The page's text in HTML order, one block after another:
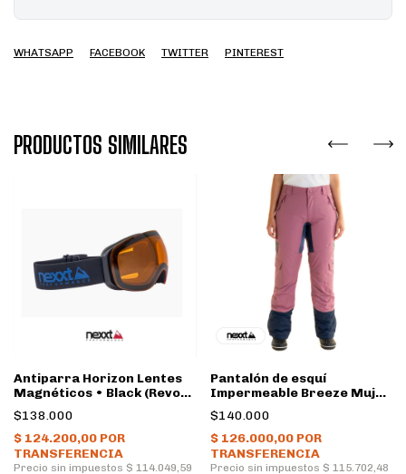
WHATSAPP FACEBOOK TWITTER PINTEREST
PRODUCTOS SIMILARES
Antiparra Horizon Lentes
Magnéticos • Black (Revo
blue/Orange) • Nexxt
$138.000
Pantalón de esquí
Impermeable Breeze Mujer
• Mauve • Nexxt
$140.000